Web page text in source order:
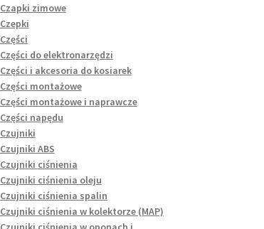
Czapki zimowe
Czepki
Części
Części do elektronarzędzi
Części i akcesoria do kosiarek
Części montażowe
Części montażowe i naprawcze
Części napędu
Czujniki
Czujniki ABS
Czujniki ciśnienia
Czujniki ciśnienia oleju
Czujniki ciśnienia spalin
Czujniki ciśnienia w kolektorze (MAP)